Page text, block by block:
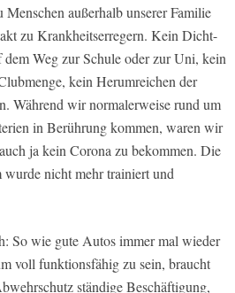
außerhalb unserer Familie
zu Krankheitserregern. Kein Dicht-
Weg zur Schule oder zur Uni, kein
kein Herumreichen der
Während wir normalerweise rund um
in Berührung kommen, waren wir
ja kein Corona zu bekommen. Die
nicht mehr trainiert und
So wie gute Autos immer mal wieder
voll funktionsfähig zu sein, braucht
ständige Beschäftigung,